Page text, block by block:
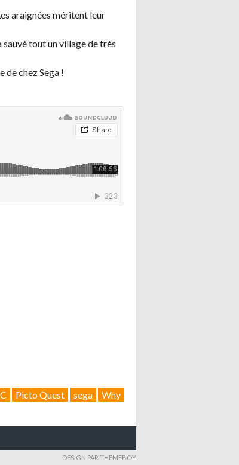
araignées méritent leur
sauvé tout un village de très
de chez Sega !
Picto Quest sega Why
DESIGN PAR THEMEBOY